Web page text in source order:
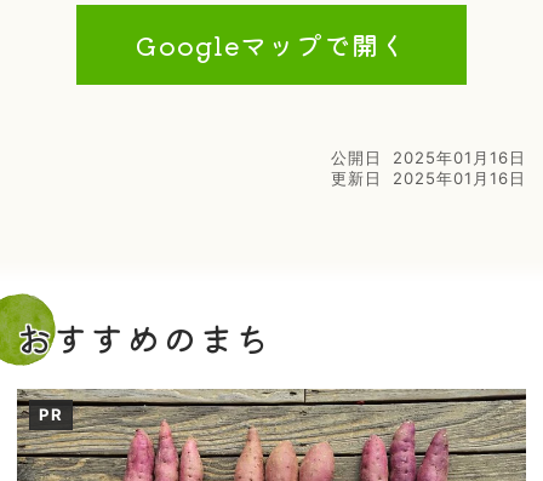
Googleマップで開く
公開日
2025年01月16日
更新日
2025年01月16日
おすすめのまち
PR